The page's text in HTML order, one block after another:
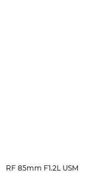
RF 85mm F1.2L USM